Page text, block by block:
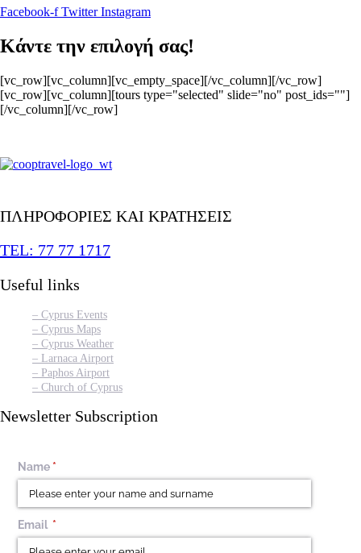
Facebook-f Twitter Instagram
Κάντε την επιλογή σας!
[vc_row][vc_column][vc_empty_space][/vc_column][/vc_row]
[vc_row][vc_column][tours type="selected" slide="no" post_ids=""]
[/vc_column][/vc_row]
ΠΛΗΡΟΦΟΡΙΕΣ ΚΑΙ ΚΡΑΤΗΣΕΙΣ
TEL: 77 77 1717
Useful links
– Cyprus Events
– Cyprus Maps
– Cyprus Weather
– Larnaca Airport
– Paphos Airport
– Church of Cyprus
Newsletter Subscription
Name *
(required)
Email *(required)